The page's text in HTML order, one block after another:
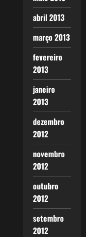
abril 2013
março 2013
fevereiro
2013
janeiro
2013
dezembro
2012
novembro
2012
outubro
2012
setembro
2012